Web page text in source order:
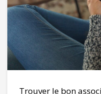
Trouver le bon